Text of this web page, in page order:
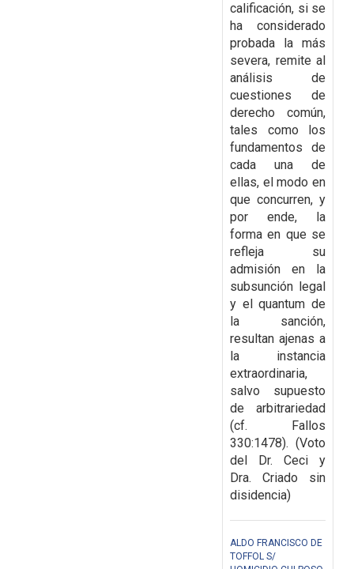
calificación, si se
ha considerado
probada la más
severa, remite al
análisis de
cuestiones de
derecho común,
tales como los
fundamentos de
cada una de
ellas, el modo en
que concurren, y
por ende, la
forma en que se
refleja su
admisión en la
subsunción legal
y el quantum de
la sanción,
resultan ajenas a
la instancia
extraordinaria,
salvo supuesto
de arbitrariedad
(cf. Fallos
330:1478). (Voto
del Dr. Ceci y
Dra. Criado sin
disidencia)
ALDO FRANCISCO DE
TOFFOL S/